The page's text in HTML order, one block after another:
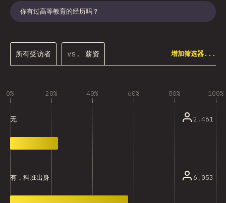
你有过高等教育的经历吗？
所有受访者 vs. 薪资 增加筛选器...
0% 20% 40% 60% 80% 100%
无 2,461
有，科班出身 6,053